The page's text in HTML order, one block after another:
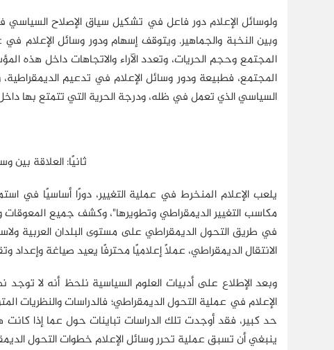
ولوسائل الإعلام دور فاعل في تشكيل سياق الإصلاح
وبين النخبة والجماهير. ويتوقف إسهام ودور وسائل
المجتمع وحجم الحريات، وتعدد الآراء والاتجاهات داخل هذه
المجتمع، فطبيعة ودور وسائل الإعلام في تدعيم
السياسي الذي تعمل في ظله، ودرجة الحرية التي تتمتع بها داخل
ثانيًا: العلاقة بين
يلعب الإعلام المنخرط في عملية التغيير، دورًا أساسيًا في
مكاسب التغيير الديمقراطي وتطويرها"، وكشف جميع
في طريق التحول الديمقراطي على مستوى البلدان العربية
الانتقال الديمقراطي، عملاً إعلاميًا محترفًا يعيد صياغة وإعداد
وبعد الإطلاع على أدبيات العلوم السياسية نلحظ أنه لا
الإعلام في عملية التحول الديمقراطي؛ فالدراسات والنظريات
حد كبير، فقد أوجدت تلك الدراسات تباينات حول عما إذا كانت
ينبغي أن تسبق عملية تحرر وسائل الإعلام خطوات التحول